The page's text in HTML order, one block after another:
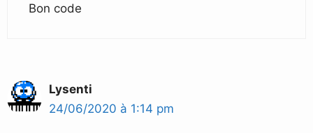
Bon code
Lysenti
24/06/2020 à 1:14 pm